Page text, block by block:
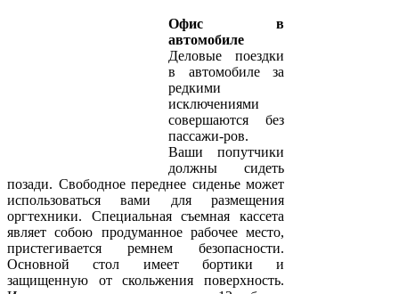
Офис в
автомобиле
Деловые поездки
в автомобиле за
редкими
исключениями
совершаются без
пассажи-ров.
Ваши попутчики
должны сидеть
позади. Свободное переднее сиденье может
использоваться вами для размещения
оргтехники. Специальная съемная кассета
являет собою продуманное рабочее место,
пристегивается ремнем безопасности.
Основной стол имеет бортики и
защищенную от скольжения поверхность.